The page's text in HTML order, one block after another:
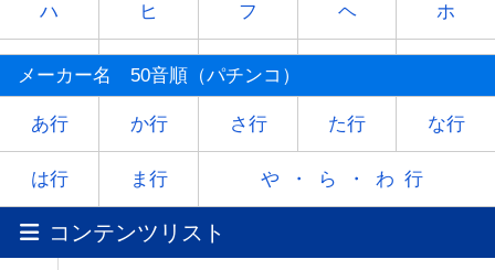
ハ ヒ フ ヘ ホ
マ ミ ム
ヤ - ユ - ヨ
ラ リ レ
ワ -
メーカー名 50音順（パチンコ）
あ行 か行 さ行 た行 な行
は行 ま行 や・ら・わ行
コンテンツリスト